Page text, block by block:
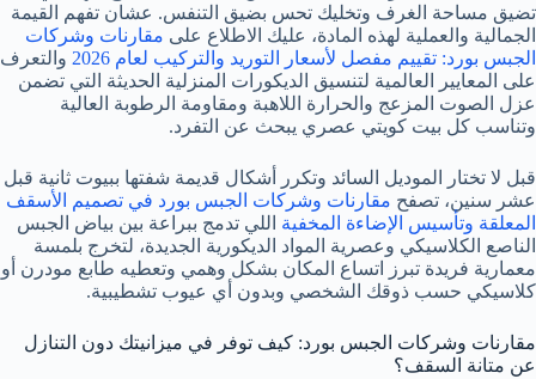
تضيق مساحة الغرف وتخليك تحس بضيق التنفس. عشان تفهم القيمة
الجمالية والعملية لهذه المادة، عليك الاطلاع على مقارنات وشركات
الجبس بورد: تقييم مفصل لأسعار التوريد والتركيب لعام 2026
والتعرف
على المعايير العالمية لتنسيق الديكورات المنزلية الحديثة التي تضمن
عزل الصوت المزعج والحرارة اللاهبة ومقاومة الرطوبة العالية
وتناسب كل بيت كويتي عصري يبحث عن التفرد.
قبل لا تختار الموديل السائد وتكرر أشكال قديمة شفتها ببيوت ثانية قبل
عشر سنين، تصفح مقارنات وشركات الجبس بورد في تصميم الأسقف
المعلقة وتأسيس الإضاءة المخفية اللي تدمج ببراعة بين بياض الجبس
الناصع الكلاسيكي وعصرية المواد الديكورية الجديدة، لتخرج بلمسة
معمارية فريدة تبرز اتساع المكان بشكل وهمي وتعطيه طابع مودرن أو
كلاسيكي حسب ذوقك الشخصي وبدون أي عيوب تشطيبية.
مقارنات وشركات الجبس بورد: كيف توفر في ميزانيتك دون التنازل
عن متانة السقف؟